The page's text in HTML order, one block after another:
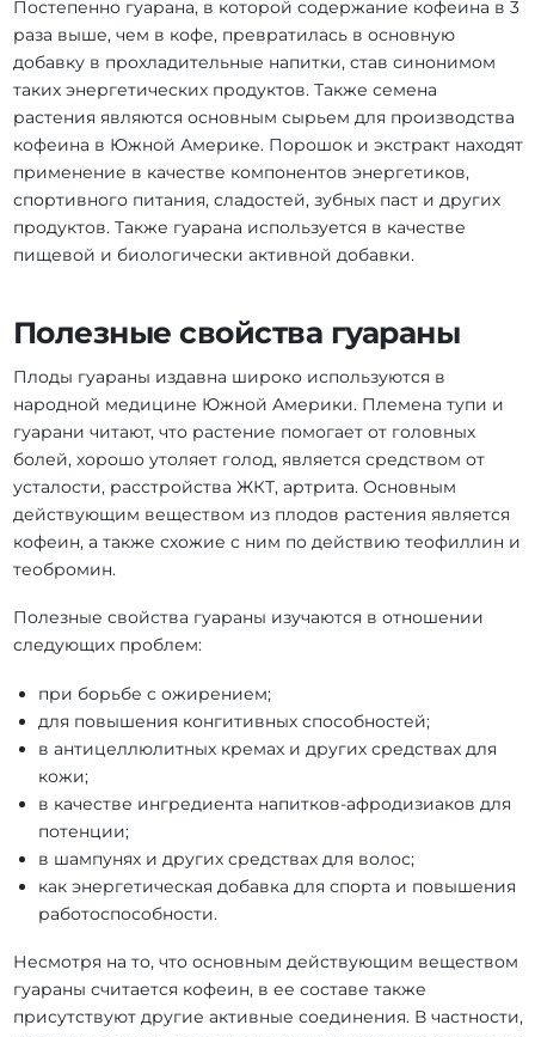
Постепенно гуарана, в которой содержание кофеина в 3
раза выше, чем в кофе, превратилась в основную
добавку в прохладительные напитки, став синонимом
таких энергетических продуктов. Также семена
растения являются основным сырьем для производства
кофеина в Южной Америке. Порошок и экстракт находят
применение в качестве компонентов энергетиков,
спортивного питания, сладостей, зубных паст и других
продуктов. Также гуарана используется в качестве
пищевой и биологически активной добавки.
Полезные свойства гуараны
Плоды гуараны издавна широко используются в
народной медицине Южной Америки. Племена тупи и
гуарани читают, что растение помогает от головных
болей, хорошо утоляет голод, является средством от
усталости, расстройства ЖКТ, артрита. Основным
действующим веществом из плодов растения является
кофеин, а также схожие с ним по действию теофиллин и
теобромин.
Полезные свойства гуараны изучаются в отношении
следующих проблем:
при борьбе с ожирением;
для повышения конгитивных способностей;
в антицеллюлитных кремах и других средствах для
кожи;
в качестве ингредиента напитков-афродизиаков для
потенции;
в шампунях и других средствах для волос;
как энергетическая добавка для спорта и повышения
работоспособности.
Несмотря на то, что основным действующим веществом
гуараны считается кофеин, в ее составе также
присутствуют другие активные соединения. В частности,